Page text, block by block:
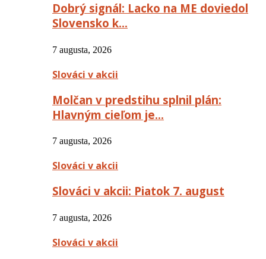
Dobrý signál: Lacko na ME doviedol
Slovensko k…
7 augusta, 2026
Slováci v akcii
Molčan v predstihu splnil plán:
Hlavným cieľom je…
7 augusta, 2026
Slováci v akcii
Slováci v akcii: Piatok 7. august
7 augusta, 2026
Slováci v akcii